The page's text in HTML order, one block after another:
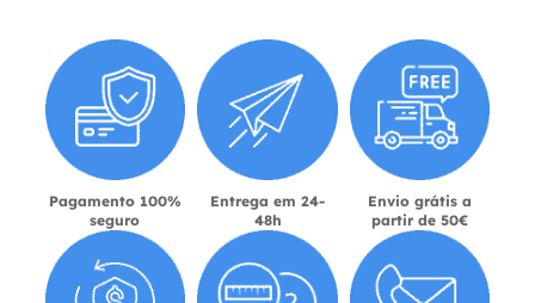
Pagamento 100%
seguro
Entrega em 24-
48h
Envio grátis a
partir de 50€